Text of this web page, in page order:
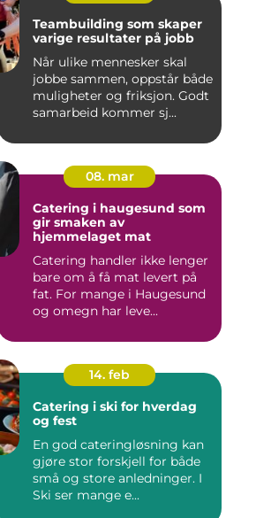
Teambuilding som skaper
varige resultater på jobb
Når ulike mennesker skal
jobbe sammen, oppstår både
muligheter og friksjon. Godt
samarbeid kommer sj...
08. mar
Catering i haugesund som
gir smaken av
hjemmelaget mat
Catering handler ikke lenger
bare om å få mat levert på
fat. For mange i Haugesund
og omegn har leve...
14. feb
Catering i ski for hverdag
og fest
En god cateringløsning kan
gjøre stor forskjell for både
små og store anledninger. I
Ski ser mange e...